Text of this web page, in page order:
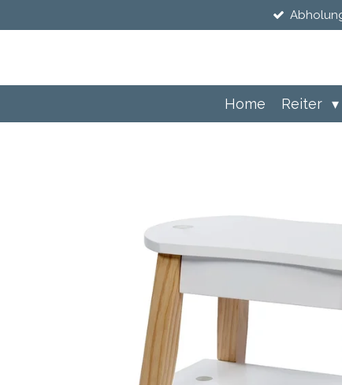
Hauptinhalt
Home Reiter